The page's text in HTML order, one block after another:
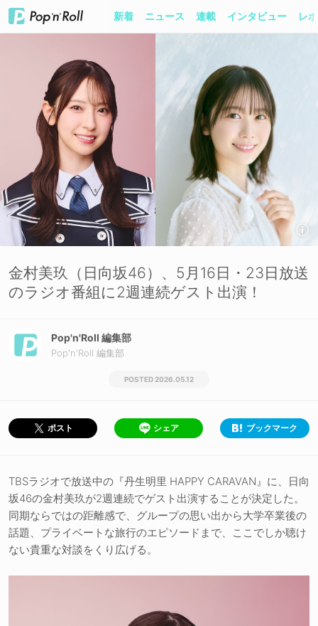
新着 ニュース 連載 インタビュー レ
金村美玖（日向坂46）、5月16日・23日放送
のラジオ番組に2週連続ゲスト出演！
Pop'n'Roll 編集部
Pop'n'Roll 編集部
2026.05.12
ポスト シェア ブックマーク
TBSラジオで放送中の『丹生明里 HAPPY CARAVAN』に、日向
坂46の金村美玖が2週連続でゲスト出演することが決定した。
同期ならではの距離感で、グループの思い出から大学卒業後の
話題、プライベートな旅行のエピソードまで、ここでしか聴け
ない貴重な対談をくり広げる。